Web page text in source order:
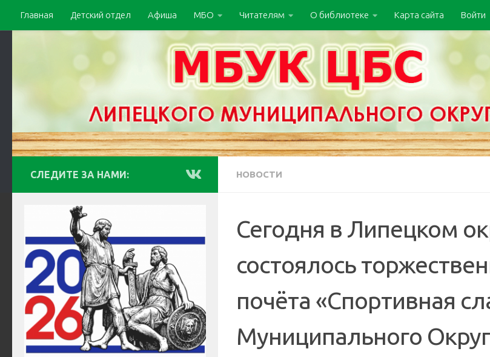
Главная Детский отдел Афиша МБО Читателям О библиотеке Карта сайта Войти
НОВОСТИ
Сегодня в Липецком
состоялось
почёта «Спортивная
Муниципального
СЛЕДИТЕ ЗА НАМИ: